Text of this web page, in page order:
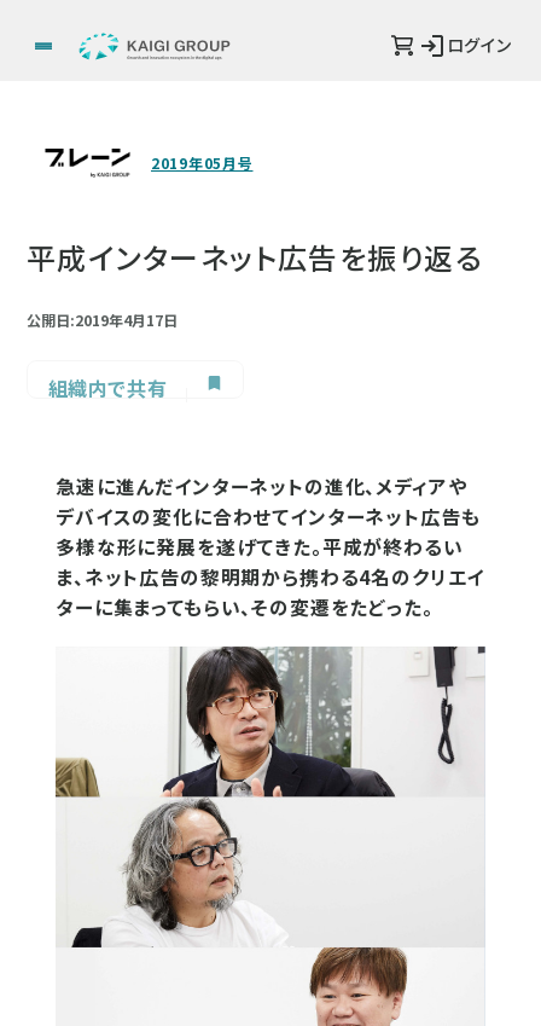
ログイン
2019年05月号
平成インターネット広告を振り返る
公開日:2019年4月17日
組織内で共有
急速に進んだインターネットの進化、メディアや
デバイスの変化に合わせてインターネット広告も
多様な形に発展を遂げてきた。平成が終わるい
ま、ネット広告の黎明期から携わる4名のクリエイ
ターに集まってもらい、その変遷をたどった。